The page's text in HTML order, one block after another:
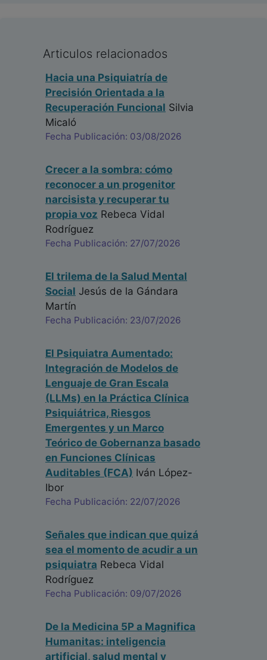
Articulos relacionados
Hacia una Psiquiatría de
Precisión Orientada a la
Recuperación Funcional Silvia
Micaló
Fecha Publicación: 03/08/2026
Crecer a la sombra: cómo
reconocer a un progenitor
narcisista y recuperar tu
propia voz Rebeca Vidal
Rodríguez
Fecha Publicación: 27/07/2026
El trilema de la Salud Mental
Social Jesús de la Gándara
Martín
Fecha Publicación: 23/07/2026
El Psiquiatra Aumentado:
Integración de Modelos de
Lenguaje de Gran Escala
(LLMs) en la Práctica Clínica
Psiquiátrica, Riesgos
Emergentes y un Marco
Teórico de Gobernanza basado
en Funciones Clínicas
Auditables (FCA) Iván López-
Ibor
Fecha Publicación: 22/07/2026
Señales que indican que quizá
sea el momento de acudir a un
psiquiatra Rebeca Vidal
Rodríguez
Fecha Publicación: 09/07/2026
De la Medicina 5P a Magnifica
Humanitas: inteligencia
artificial, salud mental y